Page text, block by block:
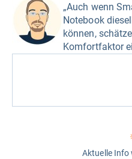
„Auch wenn
Notebook
können,
Komfortfaktor
Aktuelle Info